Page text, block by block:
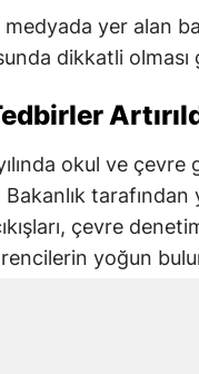
yer alan
dikkatli olması
okul ve
Bakanlık tarafından
çevre
yoğun